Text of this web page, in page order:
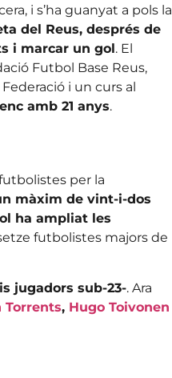
i s’ha guanyat a pols la
del Reus, després de
i marcar un gol. El
Futbol Base Reus,
i un curs al
amb 21 anys.
per la
màxim de vint-i-dos
ha ampliat les
futbolistes majors de
jugadors sub-23-. Ara
Torrents, Hugo Toivonen